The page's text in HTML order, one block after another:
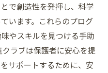
で創造性を発揮し、科学
います。これらのプログ
やスキルを見つける手助
ラブは保護者に安心を提
サポートするために、安